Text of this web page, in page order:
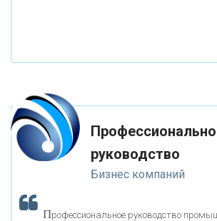
«ТРАСТ»
«ГАЗПРОМБАНК»
«МОСКОВСКИЙ КРЕДИТНЫЙ
руководство
Бизнес компаний
Профессиональное руководство